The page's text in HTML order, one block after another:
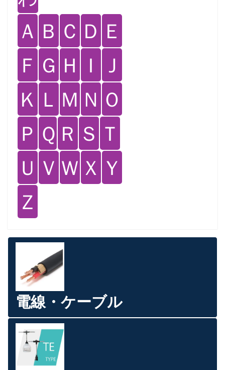
Ａ Ｂ Ｃ Ｄ Ｅ
Ｆ Ｇ Ｈ Ｉ Ｊ
Ｋ Ｌ Ｍ Ｎ Ｏ
Ｐ Ｑ Ｒ Ｓ Ｔ
Ｕ Ｖ Ｗ Ｘ Ｙ
Ｚ
電線・ケーブル